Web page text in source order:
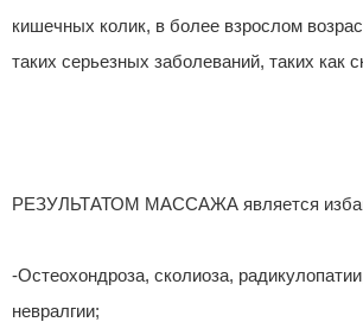
кишечных колик, в более взрослом
таких серьезных заболеваний, таких как
РЕЗУЛЬТАТОМ МАССАЖА является
-Остеохондроза, сколиоза,
невралгии;